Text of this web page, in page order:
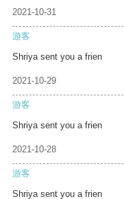
2021-10-31
游客
Shriya sent you a frien
2021-10-29
游客
Shriya sent you a frien
2021-10-28
游客
Shriya sent you a frien